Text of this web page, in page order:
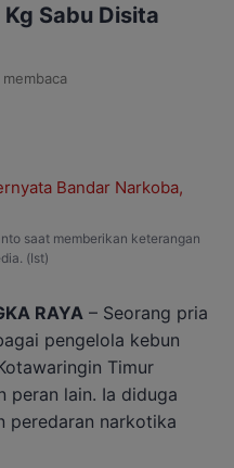
Sabu Disita
saat memberikan keterangan
(Ist)
RAYA – Seorang pria
pengelola kebun
Timur
peran lain. Ia diduga
peredaran narkotika